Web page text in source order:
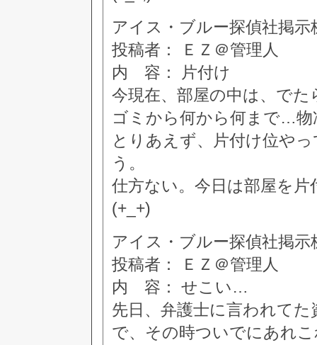
アイス・ブルー探偵社掲
投稿者： ＥＺ＠管理人
内 容： 片付け
今現在、部屋の中は、で
ゴミから何から何まで…物
とりあえず、片付け位や
う。
仕方ない。今日は部屋を
(+_+)
アイス・ブルー探偵社掲
投稿者： ＥＺ＠管理人
内 容： せこい…
先日、弁護士に言われて
で、その時ついでにあれ